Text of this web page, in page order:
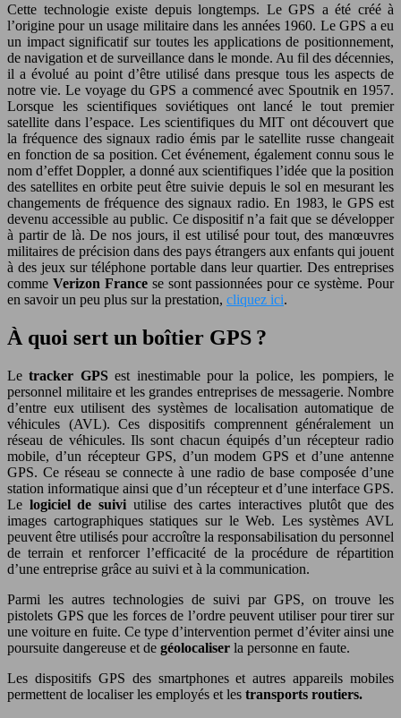
Cette technologie existe depuis longtemps. Le GPS a été créé à
l’origine pour un usage militaire dans les années 1960. Le GPS a eu
un impact significatif sur toutes les applications de positionnement,
de navigation et de surveillance dans le monde. Au fil des décennies,
il a évolué au point d’être utilisé dans presque tous les aspects de
notre vie. Le voyage du GPS a commencé avec Spoutnik en 1957.
Lorsque les scientifiques soviétiques ont lancé le tout premier
satellite dans l’espace. Les scientifiques du MIT ont découvert que
la fréquence des signaux radio émis par le satellite russe changeait
en fonction de sa position. Cet événement, également connu sous le
nom d’effet Doppler, a donné aux scientifiques l’idée que la position
des satellites en orbite peut être suivie depuis le sol en mesurant les
changements de fréquence des signaux radio. En 1983, le GPS est
devenu accessible au public. Ce dispositif n’a fait que se développer
à partir de là. De nos jours, il est utilisé pour tout, des manœuvres
militaires de précision dans des pays étrangers aux enfants qui jouent
à des jeux sur téléphone portable dans leur quartier. Des entreprises
comme Verizon Francese sont passionnées pour ce système. Pour
en savoir un peu plus sur la prestation, cliquez ici.
À quoi sert un boîtier GPS ?
Le tracker GPSest inestimable pour la police, les pompiers, le
personnel militaire et les grandes entreprises de messagerie. Nombre
d’entre eux utilisent des systèmes de localisation automatique de
véhicules (AVL). Ces dispositifs comprennent généralement un
réseau de véhicules. Ils sont chacun équipés d’un récepteur radio
mobile, d’un récepteur GPS, d’un modem GPS et d’une antenne
GPS. Ce réseau se connecte à une radio de base composée d’une
station informatique ainsi que d’un récepteur et d’une interface GPS.
Le logiciel de suivi utilise des cartes interactives plutôt que des
images cartographiques statiques sur le Web. Les systèmes AVL
peuvent être utilisés pour accroître la responsabilisation du personnel
de terrain et renforcer l’efficacité de la procédure de répartition
d’une entreprise grâce au suivi et à la communication.
Parmi les autres technologies de suivi par GPS, on trouve les
pistolets GPS que les forces de l’ordre peuvent utiliser pour tirer sur
une voiture en fuite. Ce type d’intervention permet d’éviter ainsi une
poursuite dangereuse et de géolocaliser la personne en faute.
Les dispositifs GPS des smartphones et autres appareils mobiles
permettent de localiser les employés et les transports routiers.